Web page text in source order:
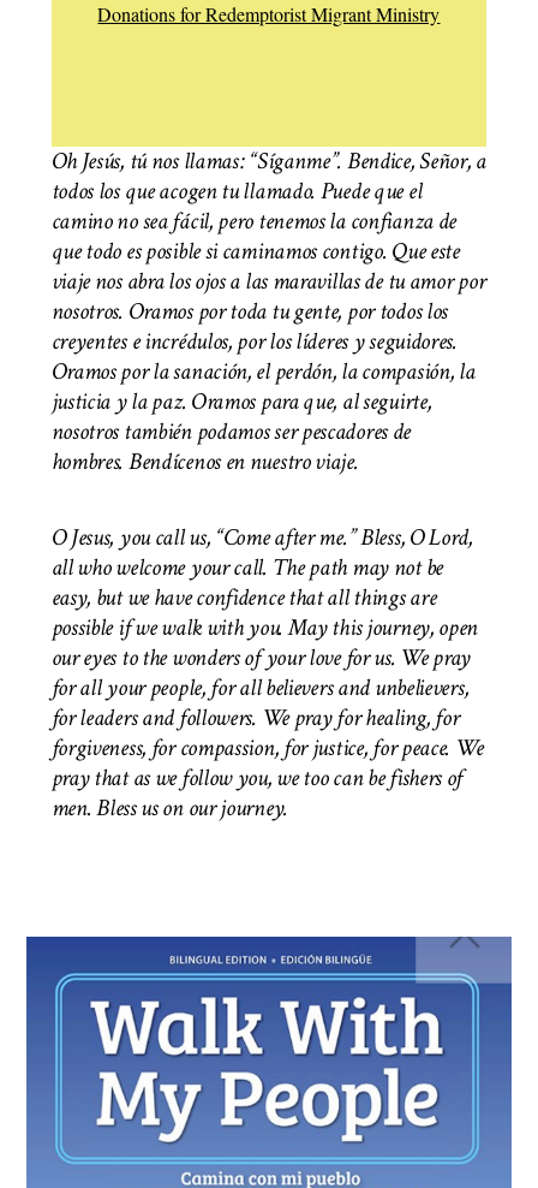
Donations for Redemptorist Migrant Ministry
Oh Jesús, tú nos llamas: “Síganme”. Bendice, Señor, a
todos los que acogen tu llamado. Puede que el
camino no sea fácil, pero tenemos la confianza de
que todo es posible si caminamos contigo. Que este
viaje nos abra los ojos a las maravillas de tu amor por
nosotros. Oramos por toda tu gente, por todos los
creyentes e incrédulos, por los líderes y seguidores.
Oramos por la sanación, el perdón, la compasión, la
justicia y la paz. Oramos para que, al seguirte,
nosotros también podamos ser pescadores de
hombres. Bendícenos en nuestro viaje.
O Jesus, you call us, “Come after me.” Bless, O Lord,
all who welcome your call. The path may not be
easy, but we have confidence that all things are
possible if we walk with you. May this journey, open
our eyes to the wonders of your love for us. We pray
for all your people, for all believers and unbelievers,
for leaders and followers. We pray for healing, for
forgiveness, for compassion, for justice, for peace. We
pray that as we follow you, we too can be fishers of
men.Bless us on our journey.